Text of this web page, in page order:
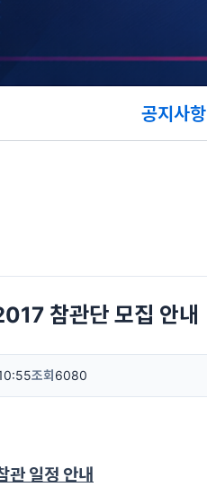
공지사항
참관단 모집 안내
조회 6080
일정 안내